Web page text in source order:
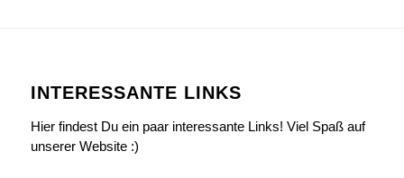
INTERESSANTE LINKS
Hier findest Du ein paar interessante Links! Viel Spaß auf
unserer Website :)